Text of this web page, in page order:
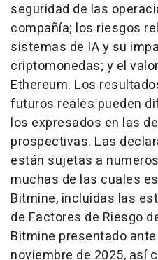
seguridad de las
compañía; los riesgos
sistemas de IA y su
criptomonedas; y el
Ethereum. Los
futuros reales pueden
los expresados en las
prospectivas. Las
están sujetas a
muchas de las cuales
Bitmine, incluidas las
de Factores de Riesgo
Bitmine presentado ante
noviembre de 2025, así